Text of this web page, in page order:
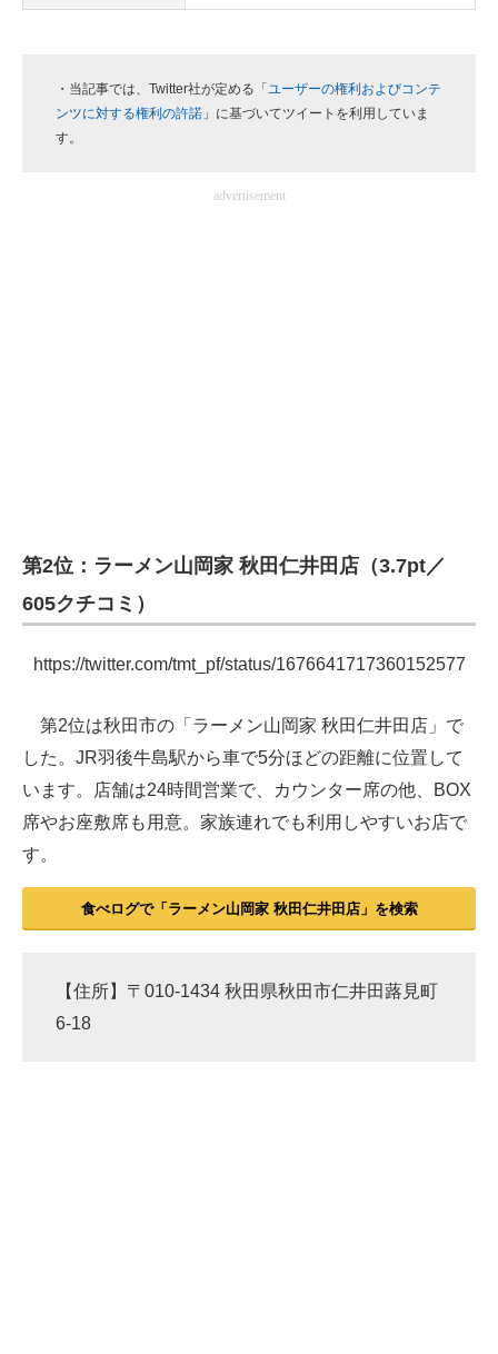
・当記事では、Twitter社が定める「 ユーザーの権利およびコンテ
ンツに対する権利の許諾 」に基づいてツイートを利用していま
す。
advertisement
第2位：ラーメン山岡家 秋田仁井田店（3.7pt／
605クチコミ）
https://twitter.com/tmt_pf/status/1676641717360152577
第2位は秋田市の「ラーメン山岡家 秋田仁井田店」で
した。JR羽後牛島駅から車で5分ほどの距離に位置して
います。店舗は24時間営業で、カウンター席の他、BOX
席やお座敷席も用意。家族連れでも利用しやすいお店で
す。
食べログで「ラーメン山岡家 秋田仁井田店」を検索
【住所】〒010-1434 秋田県秋田市仁井田蕗見町
6-18